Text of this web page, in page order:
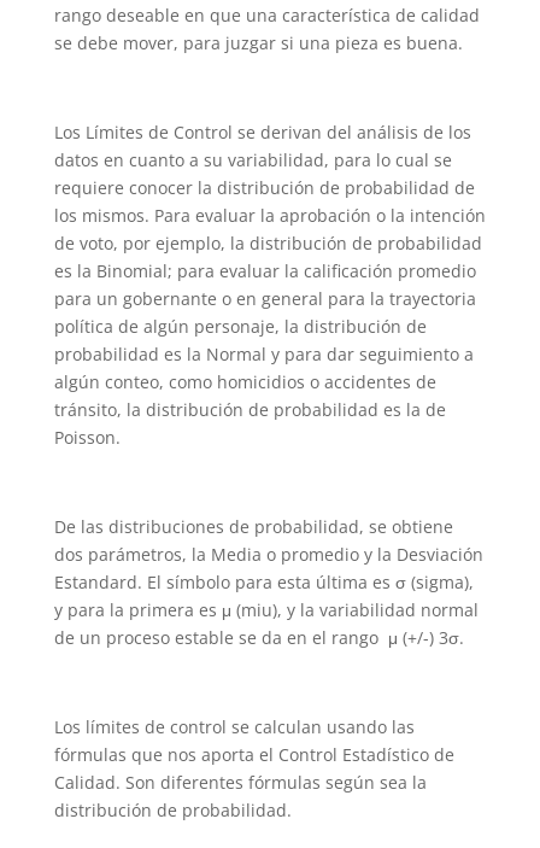
rango deseable en que una característica de calidad
se debe mover, para juzgar si una pieza es buena.
Los Límites de Control se derivan del análisis de los
datos en cuanto a su variabilidad, para lo cual se
requiere conocer la distribución de probabilidad de
los mismos. Para evaluar la aprobación o la intención
de voto, por ejemplo, la distribución de probabilidad
es la Binomial; para evaluar la calificación promedio
para un gobernante o en general para la trayectoria
política de algún personaje, la distribución de
probabilidad es la Normal y para dar seguimiento a
algún conteo, como homicidios o accidentes de
tránsito, la distribución de probabilidad es la de
Poisson.
De las distribuciones de probabilidad, se obtiene
dos parámetros, la Media o promedio y la Desviación
Estandard. El símbolo para esta última es σ (sigma),
y para la primera es μ (miu), y la variabilidad normal
de un proceso estable se da en el rango μ (+/-) 3σ.
Los límites de control se calculan usando las
fórmulas que nos aporta el Control Estadístico de
Calidad. Son diferentes fórmulas según sea la
distribución de probabilidad.